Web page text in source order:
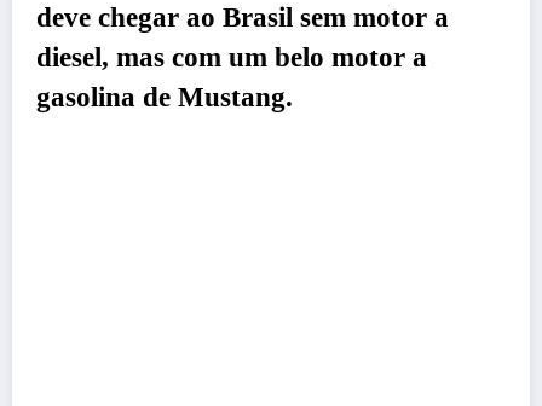
deve chegar ao Brasil sem motor a
diesel, mas com um belo motor a
gasolina de Mustang.